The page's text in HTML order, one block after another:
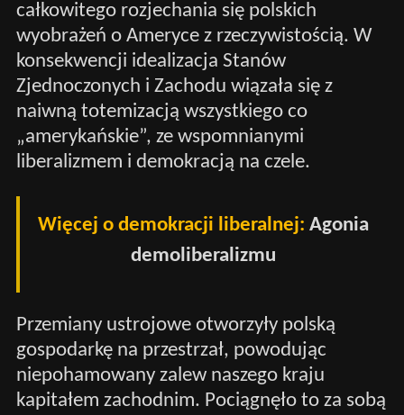
całkowitego rozjechania się polskich
wyobrażeń o Ameryce z rzeczywistością. W
konsekwencji idealizacja Stanów
Zjednoczonych i Zachodu wiązała się z
naiwną totemizacją wszystkiego co
„amerykańskie”, ze wspomnianymi
liberalizmem i demokracją na czele.
Więcej o demokracji liberalnej:Agonia
demoliberalizmu
Przemiany ustrojowe otworzyły polską
gospodarkę na przestrzał, powodując
niepohamowany zalew naszego kraju
kapitałem zachodnim. Pociągnęło to za sobą